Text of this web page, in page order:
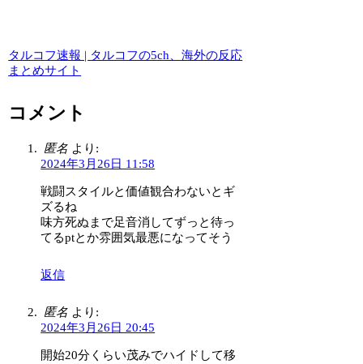
タルコフ速報 | タルコフの5ch、海外の反応
まとめサイト
コメント
匿名 より:
2024年3月26日 11:58
戦闘スタイルと価値観合わないとギ
ズるね
味方死ぬまで足音消してずっと待っ
てるptとか雰囲気最悪になってそう
返信
匿名 より:
2024年3月26日 20:45
開始20分くらい茂みでハイドして移